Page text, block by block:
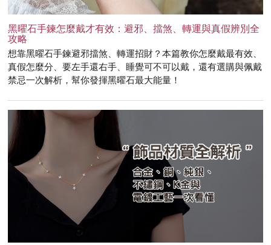
黑曜石手鍊怎麼戴才有效：避邪、擋煞、轉運與真假辨別全
攻略
想靠黑曜石手鍊避邪擋煞、轉運招財？本篇教你怎麼戴最有效、
真假怎麼分、要左手還右手、睡覺可不可以戴，還有選購與佩戴
禁忌一次解析，幫你發揮黑曜石最大能量！